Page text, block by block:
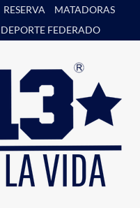
RESERVA
MATADORAS
DEPORTE FEDERADO